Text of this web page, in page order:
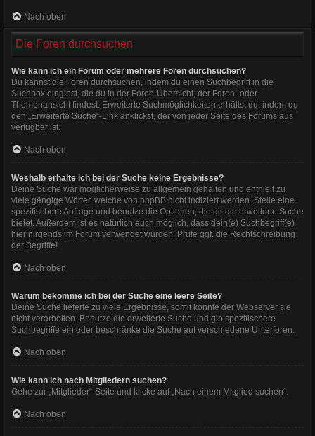
Nach oben
Die Foren durchsuchen
Wie kann ich ein Forum oder mehrere Foren durchsuchen?
Du kannst die Foren durchsuchen, indem du einen Suchbegriff in die
Suchbox eingibst, die du in der Foren-Übersicht, der Foren- oder
Themenansicht findest. Erweiterte Suchmöglichkeiten erhältst du, indem du
den „Erweiterte Suche“-Link anklickst, der von jeder Seite des Forums aus
verfügbar ist.
Nach oben
Weshalb erhalte ich bei der Suche keine Ergebnisse?
Deine Suche war möglicherweise zu allgemein gehalten und enthielt zu
viele gängige Wörter, welche von phpBB nicht indiziert werden. Stelle eine
spezifischere Anfrage und benutze die Optionen, die dir die erweiterte Suche
bietet. Außerdem ist es natürlich auch möglich, dass dein(e) Suchbegriff(e)
hier nirgends im Forum verwendet wurden. Prüfe ggf. die Rechtschreibung
der Begriffe!
Nach oben
Warum bekomme ich bei der Suche eine leere Seite?
Deine Suche lieferte zu viele Ergebnisse, somit konnte der Webserver sie
nicht verarbeiten. Benutze die erweiterte Suche und gib spezifischere
Suchbegriffe ein oder beschränke die Suche auf verschiedene Unterforen.
Nach oben
Wie kann ich nach Mitgliedern suchen?
Gehe zur „Mitglieder“-Seite und klicke auf „Nach einem Mitglied suchen“.
Nach oben